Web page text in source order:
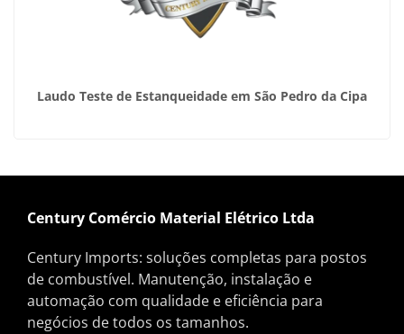
Laudo Teste de Estanqueidade em São Pedro da Cipa
Century Comércio Material Elétrico Ltda
Century Imports: soluções completas para postos
de combustível. Manutenção, instalação e
automação com qualidade e eficiência para
negócios de todos os tamanhos.